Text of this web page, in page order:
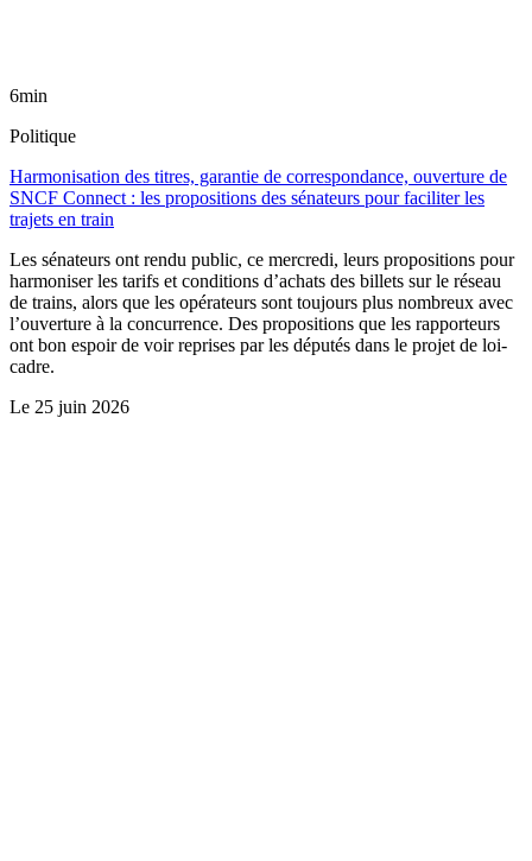
6min
Politique
Harmonisation des titres, garantie de correspondance, ouverture de
SNCF Connect : les propositions des sénateurs pour faciliter les
trajets en train
Les sénateurs ont rendu public, ce mercredi, leurs propositions pour
harmoniser les tarifs et conditions d’achats des billets sur le réseau
de trains, alors que les opérateurs sont toujours plus nombreux avec
l’ouverture à la concurrence. Des propositions que les rapporteurs
ont bon espoir de voir reprises par les députés dans le projet de loi-
cadre.
Le 25 juin 2026